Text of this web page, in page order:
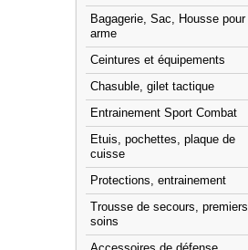
Bagagerie, Sac, Housse pour
arme
Ceintures et équipements
Chasuble, gilet tactique
Entrainement Sport Combat
Etuis, pochettes, plaque de
cuisse
Protections, entrainement
Trousse de secours, premiers
soins